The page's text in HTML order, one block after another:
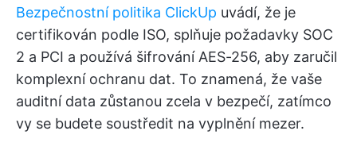
Bezpečnostní politika ClickUp uvádí, že je
certifikován podle ISO, splňuje požadavky SOC
2 a PCI a používá šifrování AES-256, aby zaručil
komplexní ochranu dat. To znamená, že vaše
auditní data zůstanou zcela v bezpečí, zatímco
vy se budete soustředit na vyplnění mezer.